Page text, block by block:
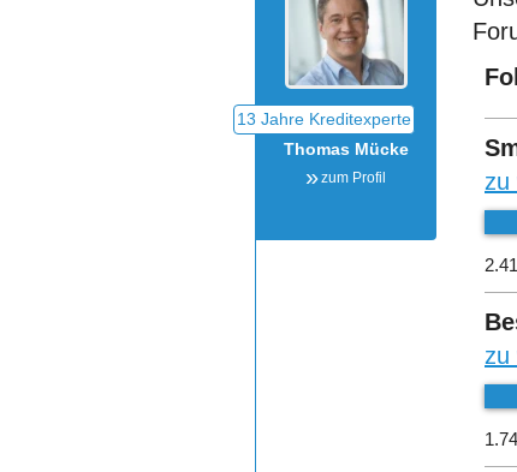
Thomas Mücke
zum Profil
zu
zu